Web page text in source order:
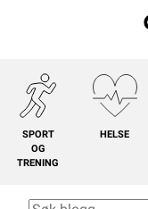
SPORT
OG
TRENING
HELSE